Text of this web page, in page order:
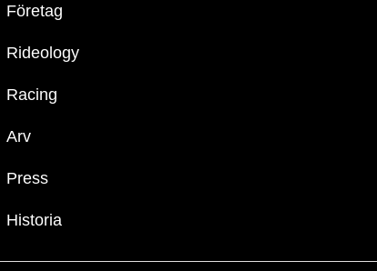
Företag
Rideology
Racing
Arv
Press
Historia